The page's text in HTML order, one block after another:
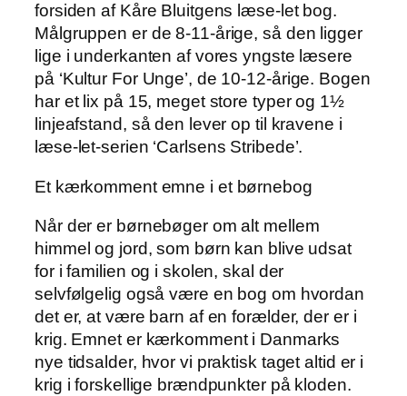
forsiden af Kåre Bluitgens læse-let bog.
Målgruppen er de 8-11-årige, så den ligger
lige i underkanten af vores yngste læsere
på ‘Kultur For Unge’, de 10-12-årige. Bogen
har et lix på 15, meget store typer og 1½
linjeafstand, så den lever op til kravene i
læse-let-serien ‘Carlsens Stribede’.
Et kærkomment emne i et børnebog
Når der er børnebøger om alt mellem
himmel og jord, som børn kan blive udsat
for i familien og i skolen, skal der
selvfølgelig også være en bog om hvordan
det er, at være barn af en forælder, der er i
krig. Emnet er kærkomment i Danmarks
nye tidsalder, hvor vi praktisk taget altid er i
krig i forskellige brændpunkter på kloden.